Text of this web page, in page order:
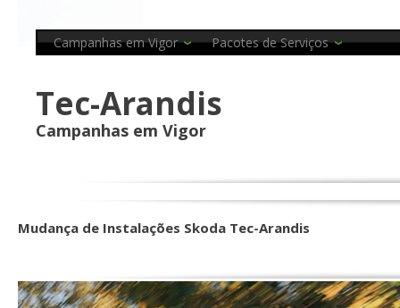
Campanhas em Vigor Pacotes de Serviços
Tec-Arandis
Campanhas em Vigor
Mudança de Instalações Skoda Tec-Arandis